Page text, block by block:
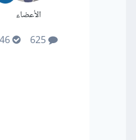
الأعضاء
625
46